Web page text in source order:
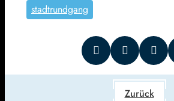
stadtrundgang
Zurück